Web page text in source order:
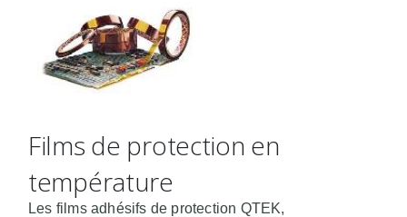
Films de protection en
température
Les films adhésifs de protection QTEK,